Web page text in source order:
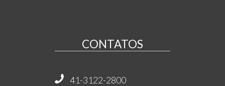
CONTATOS
41-3122-2800